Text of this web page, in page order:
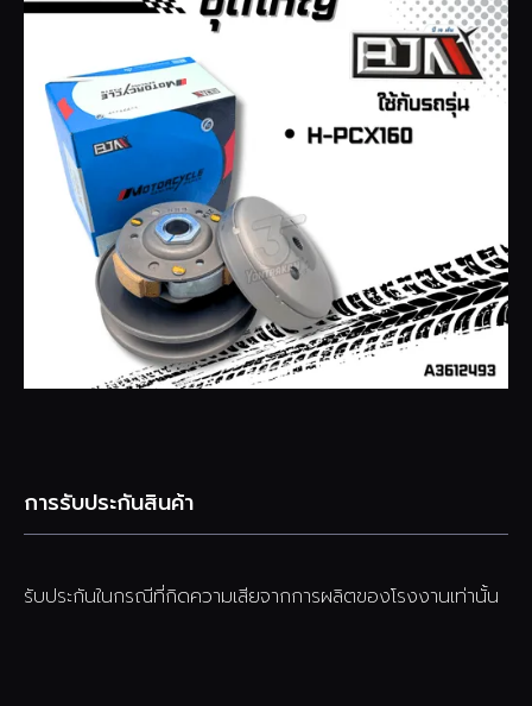
การรับประกันสินค้า
รับประกันในกรณีที่กิดความเสียจากการผลิตของโรงงานเท่านั้น